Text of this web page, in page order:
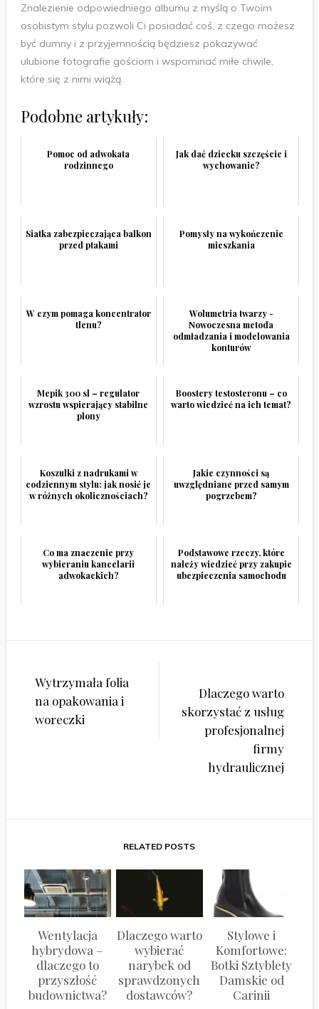
Znalezienie odpowiedniego albumu z myślą o Twoim
osobistym stylu pozwoli Ci posiadać coś, z czego możesz
być dumny i z przyjemnością będziesz pokazywać
ulubione fotografie gościom i wspominać miłe chwile,
które się z nimi wiążą.
Podobne artykuły:
Pomoc od adwokata
rodzinnego
Jak dać dziecku szczęście i
wychowanie?
Siatka zabezpieczająca balkon
przed ptakami
Pomysły na wykończenie
mieszkania
W czym pomaga koncentrator
tlenu?
Wolumetria twarzy -
Nowoczesna metoda
odmładzania i modelowania
konturów
Mepik 300 sl – regulator
wzrostu wspierający stabilne
plony
Boostery testosteronu – co
warto wiedzieć na ich temat?
Koszulki z nadrukami w
codziennym stylu: jak nosić je
w różnych okolicznościach?
Jakie czynności są
uwzględniane przed samym
pogrzebem?
Co ma znaczenie przy
wybieraniu kancelarii
adwokackich?
Podstawowe rzeczy, które
należy wiedzieć przy zakupie
ubezpieczenia samochodu
Nawigacja
wpisu
Wytrzymała folia
na opakowania i
woreczki
Dlaczego warto
skorzystać z usług
profesjonalnej
firmy
hydraulicznej
RELATED POSTS
Wentylacja
hybrydowa –
dlaczego to
przyszłość
budownictwa?
Dlaczego warto
wybierać
narybek od
sprawdzonych
dostawców?
Stylowe i
Komfortowe:
Botki Sztyblety
Damskie od
Carinii